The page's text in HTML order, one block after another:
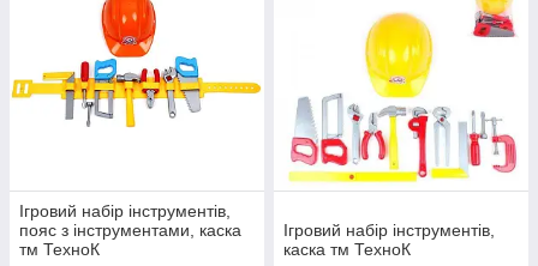
Ігровий набір інструментів,
пояс з інструментами, каска
тм ТехноК
Ігровий набір інструментів,
каска тм ТехноК